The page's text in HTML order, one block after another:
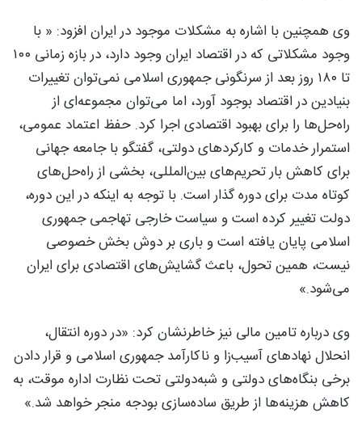
وی همچنین با اشاره به مشکلات موجود در ایران افزود: « با
وجود مشکلاتی که در اقتصاد ایران وجود دارد، در بازه زمانی ۱۰۰
تا ۱۸۰ روز بعد از سرنگونی جمهوری اسلامی نمی‌توان تغییرات
بنیادین در اقتصاد بوجود آورد، اما می‌توان مجموعه‌ای از
راه‌حل‌ها را برای بهبود اقتصادی اجرا کرد. حفظ اعتماد عمومی،
استمرار خدمات و کارکردهای دولتی، گفتگو با جامعه جهانی
برای کاهش بار تحریم‌های بین‌المللی، بخشی از راه‌حل‌های
کوتاه مدت برای دوره گذار است. با توجه به اینکه در این دوره،
دولت تغییر کرده است و سیاست خارجی تهاجمی جمهوری
اسلامی پایان یافته است و باری بر دوش بخش خصوصی
نیست، همین تحول، باعث گشایش‌های اقتصادی برای ایران
می‌شود.»
وی درباره تامین مالی نیز خاطرنشان کرد: «در دوره انتقال،
انحلال نهادهای آسیب‌زا و ناکارآمد جمهوری اسلامی و قرار دادن
برخی بنگاه‌های دولتی و شبه‌دولتی تحت نظارت اداره موقت، به
کاهش هزینه‌ها از طریق ساده‌سازی بودجه منجر خواهد ‌شد.»